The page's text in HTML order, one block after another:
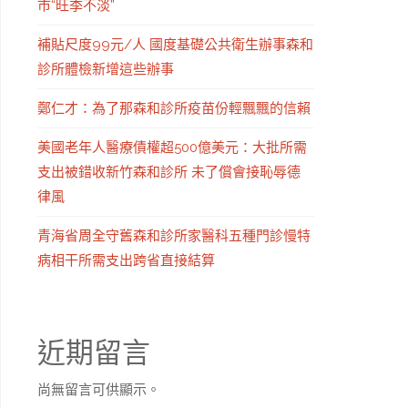
市“旺季不淡”
補貼尺度99元/人 國度基礎公共衛生辦事森和
診所體檢新增這些辦事
鄭仁才：為了那森和診所疫苗份輕飄飄的信賴
美國老年人醫療債權超500億美元：大批所需
支出被錯收新竹森和診所 未了償會接恥辱德
律風
青海省周全守舊森和診所家醫科五種門診慢特
病相干所需支出跨省直接結算
近期留言
尚無留言可供顯示。